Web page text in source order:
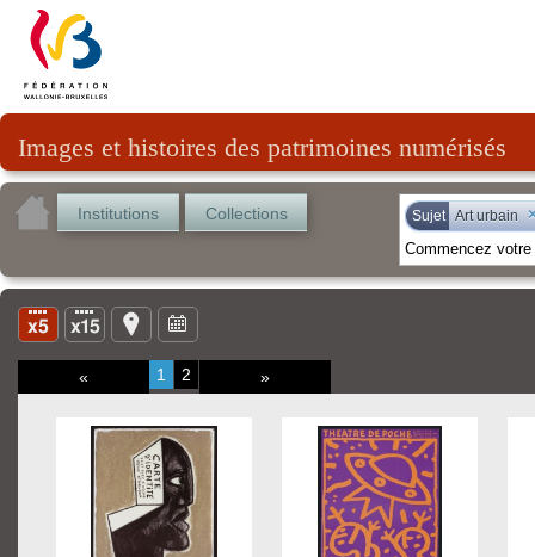
Images et histoires des patrimoines numérisés
Institutions Collections Sujet Art urbain
« 1 2 »